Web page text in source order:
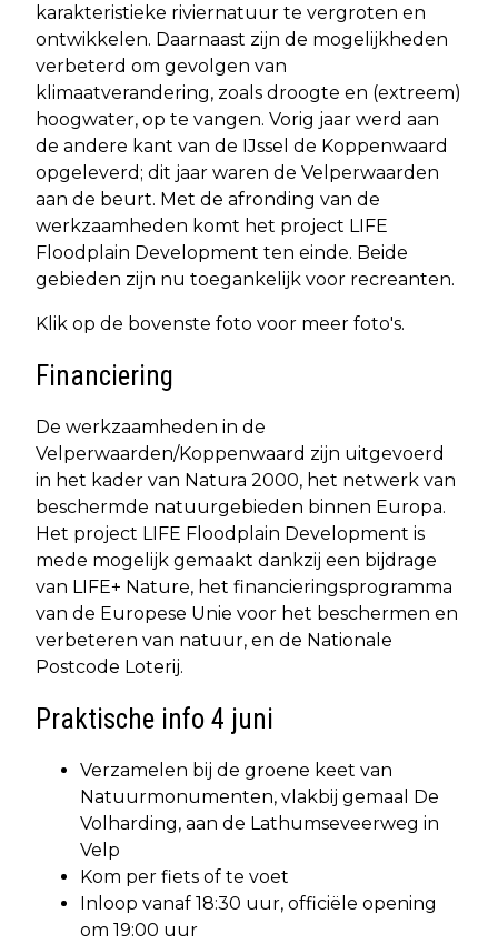
karakteristieke riviernatuur te vergroten en
ontwikkelen. Daarnaast zijn de mogelijkheden
verbeterd om gevolgen van
klimaatverandering, zoals droogte en (extreem)
hoogwater, op te vangen. Vorig jaar werd aan
de andere kant van de IJssel de Koppenwaard
opgeleverd; dit jaar waren de Velperwaarden
aan de beurt. Met de afronding van de
werkzaamheden komt het project LIFE
Floodplain Development ten einde. Beide
gebieden zijn nu toegankelijk voor recreanten.
Klik op de bovenste foto voor meer foto's.
Financiering
De werkzaamheden in de
Velperwaarden/Koppenwaard zijn uitgevoerd
in het kader van Natura 2000, het netwerk van
beschermde natuurgebieden binnen Europa.
Het project LIFE Floodplain Development is
mede mogelijk gemaakt dankzij een bijdrage
van LIFE+ Nature, het financieringsprogramma
van de Europese Unie voor het beschermen en
verbeteren van natuur, en de Nationale
Postcode Loterij.
Praktische info 4 juni
Verzamelen bij de groene keet van
Natuurmonumenten, vlakbij gemaal De
Volharding, aan de Lathumseveerweg in
Velp
Kom per fiets of te voet
Inloop vanaf 18:30 uur, officiële opening
om 19:00 uur